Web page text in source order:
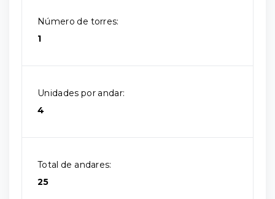
Número de torres:
1
Unidades por andar:
4
Total de andares:
25